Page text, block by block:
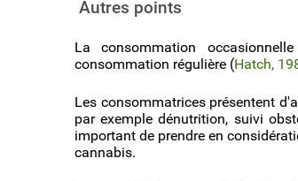
Autres points
La consommation
consommation régulière (Hatch,
Les consommatrices présentent
par exemple dénutrition, suivi
important de prendre en
cannabis.